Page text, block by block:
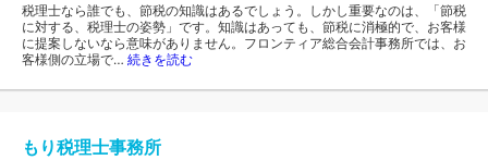
税理士なら誰でも、節税の知識はあるでしょう。しかし重要なのは、「節税
に対する、税理士の姿勢」です。知識はあっても、節税に消極的で、お客様
に提案しないなら意味がありません。フロンティア総合会計事務所では、お
客様側の立場で… 続きを読む
もり税理士事務所